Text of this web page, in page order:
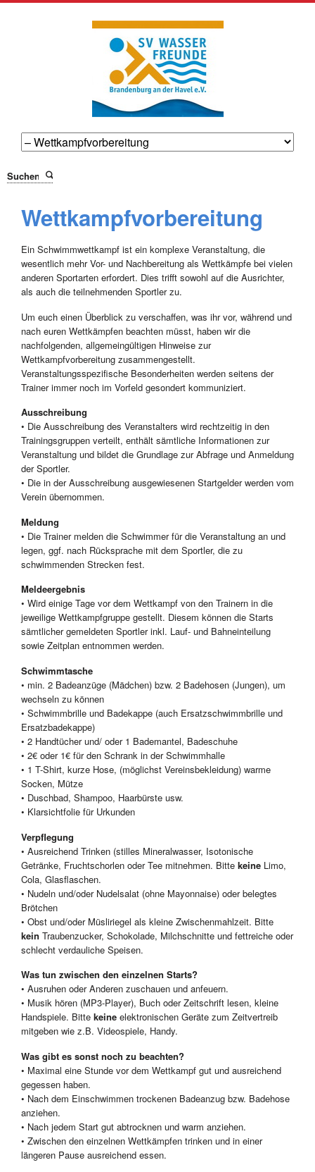
Wettkampfvorbereitung
Ein Schwimmwettkampf ist ein komplexe Veranstaltung, die
wesentlich mehr Vor- und Nachbereitung als Wettkämpfe bei vielen
anderen Sportarten erfordert. Dies trifft sowohl auf die Ausrichter,
als auch die teilnehmenden Sportler zu.
Um euch einen Überblick zu verschaffen, was ihr vor, während und
nach euren Wettkämpfen beachten müsst, haben wir die
nachfolgenden, allgemeingültigen Hinweise zur
Wettkampfvorbereitung zusammengestellt.
Veranstaltungsspezifische Besonderheiten werden seitens der
Trainer immer noch im Vorfeld gesondert kommuniziert.
Ausschreibung
• Die Ausschreibung des Veranstalters wird rechtzeitig in den
Trainingsgruppen verteilt, enthält sämtliche Informationen zur
Veranstaltung und bildet die Grundlage zur Abfrage und Anmeldung
der Sportler.
• Die in der Ausschreibung ausgewiesenen Startgelder werden vom
Verein übernommen.
Meldung
• Die Trainer melden die Schwimmer für die Veranstaltung an und
legen, ggf. nach Rücksprache mit dem Sportler, die zu
schwimmenden Strecken fest.
Meldeergebnis
• Wird einige Tage vor dem Wettkampf von den Trainern in die
jeweilige Wettkampfgruppe gestellt. Diesem können die Starts
sämtlicher gemeldeten Sportler inkl. Lauf- und Bahneinteilung
sowie Zeitplan entnommen werden.
Schwimmtasche
• min. 2 Badeanzüge (Mädchen) bzw. 2 Badehosen (Jungen), um
wechseln zu können
• Schwimmbrille und Badekappe (auch Ersatzschwimmbrille und
Ersatzbadekappe)
• 2 Handtücher und/ oder 1 Bademantel, Badeschuhe
• 2€ oder 1€ für den Schrank in der Schwimmhalle
• 1 T-Shirt, kurze Hose, (möglichst Vereinsbekleidung) warme
Socken, Mütze
• Duschbad, Shampoo, Haarbürste usw.
• Klarsichtfolie für Urkunden
Verpflegung
• Ausreichend Trinken (stilles Mineralwasser, Isotonische
Getränke, Fruchtschorlen oder Tee mitnehmen. Bitte keineLimo,
Cola, Glasflaschen.
• Nudeln und/oder Nudelsalat (ohne Mayonnaise) oder belegtes
Brötchen
• Obst und/oder Müsliriegel als kleine Zwischenmahlzeit. Bitte
kein Traubenzucker, Schokolade, Milchschnitte und fettreiche oder
schlecht verdauliche Speisen.
Was tun zwischen den einzelnen Starts?
• Ausruhen oder Anderen zuschauen und anfeuern.
• Musik hören (MP3-Player), Buch oder Zeitschrift lesen, kleine
Handspiele. Bitte keineelektronischen Geräte zum Zeitvertreib
mitgeben wie z.B. Videospiele, Handy.
Was gibt es sonst noch zu beachten?
• Maximal eine Stunde vor dem Wettkampf gut und ausreichend
gegessen haben.
• Nach dem Einschwimmen trockenen Badeanzug bzw. Badehose
anziehen.
• Nach jedem Start gut abtrocknen und warm anziehen.
• Zwischen den einzelnen Wettkämpfen trinken und in einer
längeren Pause ausreichend essen.